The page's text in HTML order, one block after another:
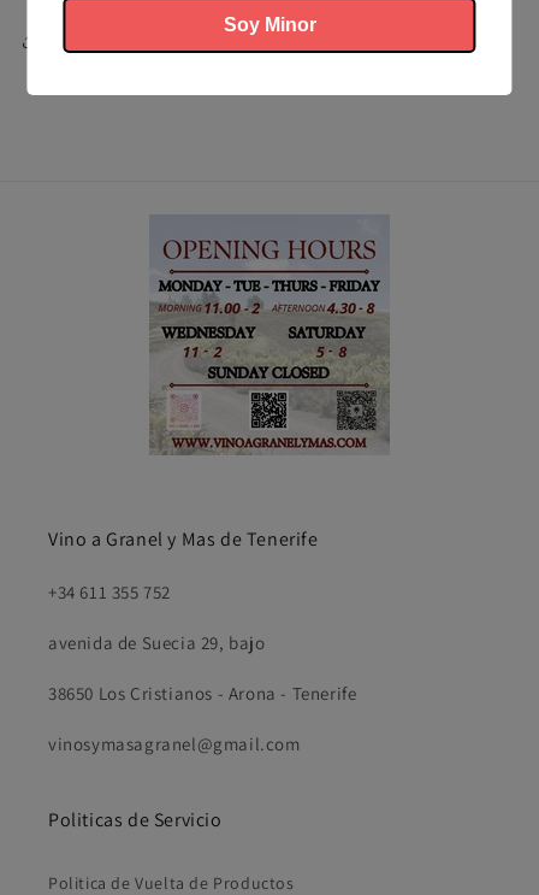
Vino a Granel y Mas de Tenerife
+34 611 355 752
avenida de Suecia 29, bajo
38650 Los Cristianos - Arona - Tenerife
vinosymasagranel@gmail.com
Politicas de Servicio
Politica de Vuelta de Productos
Soy Minor